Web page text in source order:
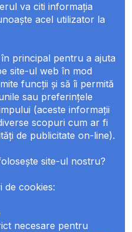
va citi informația
acel utilizator la
principal pentru a ajuta
site-ul web în mod
funcții și să îi permită
sau preferințele
(aceste informații
scopuri cum ar fi
de publicitate on-line).
site-ul nostru?
de cookies:
necesare pentru